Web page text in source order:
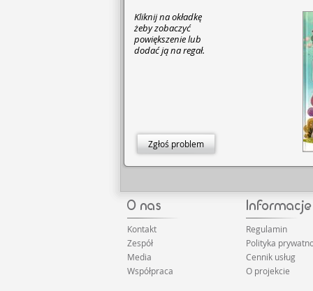
Kliknij na okładkę
żeby zobaczyć
powiększenie lub
dodać ją na regał.
Zgłoś problem
Kontakt
Zespół
Media
Współpraca
Regulamin
Polityka
Cennik usług
O projekcie